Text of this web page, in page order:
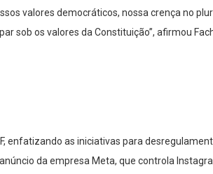
valores democráticos, nossa crença no
sob os valores da Constituição”, afirmou
enfatizando as iniciativas para
da empresa Meta, que controla